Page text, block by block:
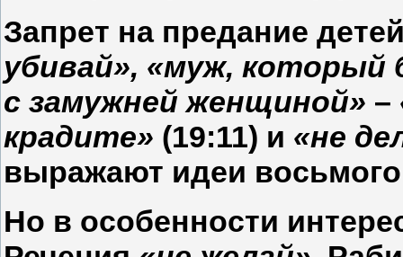
Запрет на предание
убивай», «муж,
с замужней женщиной» –
крадите» (19:11) и «не
выражают идеи
Но в особенности